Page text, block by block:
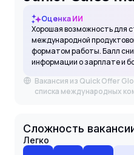
Оценка ИИ
Хорошая возможность для
международной
форматом работы. Балл
информации о зарплате и
Вакансия из Quick Offer
списка международных
Сложность
Легко